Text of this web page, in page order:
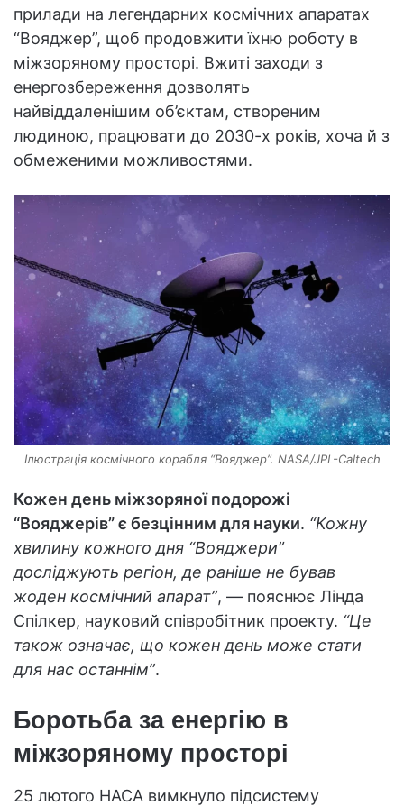
прилади на легендарних космічних апаратах
“Вояджер”, щоб продовжити їхню роботу в
міжзоряному просторі. Вжиті заходи з
енергозбереження дозволять
найвіддаленішим об’єктам, створеним
людиною, працювати до 2030-х років, хоча й з
обмеженими можливостями.
Ілюстрація космічного корабля “Вояджер”. NASA/JPL-Caltech
Кожен день міжзоряної подорожі
“Вояджерів” є безцінним для науки. “Кожну
хвилину кожного дня “Вояджери”
досліджують регіон, де раніше не бував
жоден космічний апарат”, — пояснює Лінда
Спілкер, науковий співробітник проекту. “Це
також означає, що кожен день може стати
для нас останнім”.
Боротьба за енергію в
міжзоряному просторі
25 лютого НАСА вимкнуло підсистему